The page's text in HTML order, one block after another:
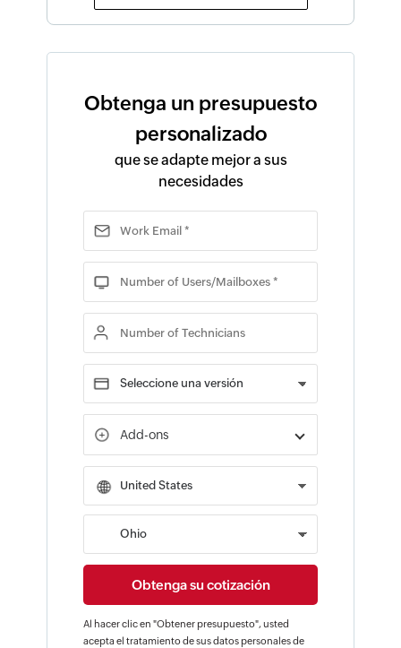
Obtenga un presupuesto
personalizado
que se adapte mejor a sus
necesidades
Add-ons
Al hacer clic en "Obtener presupuesto", usted
acepta el tratamiento de sus datos personales de